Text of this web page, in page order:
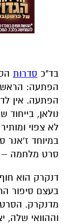
בד"כ סדרות
הפתעה:
הפתעה. אין
נולאן,
לא צפוי
במיוחד
סרט מלחמה –
דנקרק הוא
בעצם סיפור
מדנקרק.
וההוואי שלה,